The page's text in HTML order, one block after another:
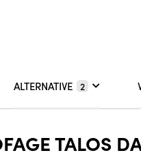
ALTERNATIVE 2
TALOS